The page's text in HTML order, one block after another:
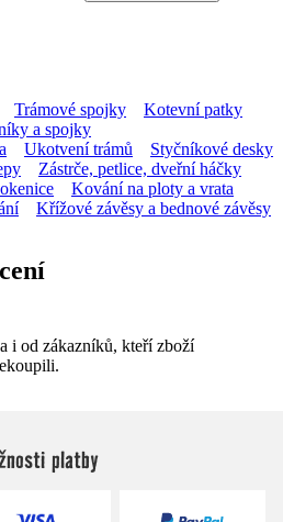
Trámové spojky
Kotevní patky
a spojky
Ukotvení trámů
Styčníkové desky
Zástrče, petlice, dveřní háčky
Kování na ploty a vrata
Křížové závěsy a bednové závěsy
i od zákazníků, kteří zboží
platby